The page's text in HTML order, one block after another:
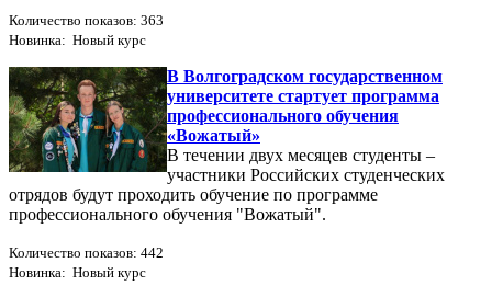
Количество показов: 363
Новинка: Новый курс
В Волгоградском государственном
университете стартует программа
профессионального обучения
«Вожатый»
В течении двух месяцев студенты –
участники Российских студенческих
отрядов будут проходить обучение по программе
профессионального обучения "Вожатый".
Количество показов: 442
Новинка: Новый курс